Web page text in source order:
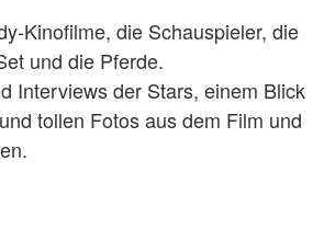
Kinofilme, die Schauspieler, die
und die Pferde.
Interviews der Stars, einem Blick
tollen Fotos aus dem Film und